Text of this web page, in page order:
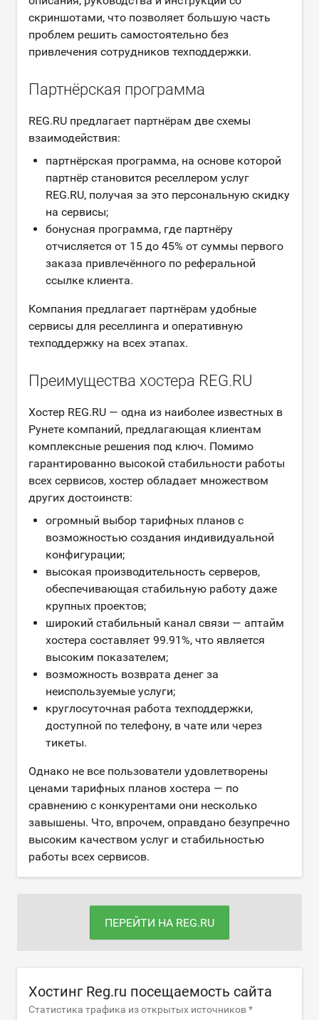
скриншотами, что позволяет большую часть
проблем решить самостоятельно без
привлечения сотрудников техподдержки.
Партнёрская программа
REG.RU предлагает партнёрам две схемы
взаимодействия:
партнёрская программа, на основе которой
партнёр становится реселлером услуг
REG.RU, получая за это персональную скидку
на сервисы;
бонусная программа, где партнёру
отчисляется от 15 до 45% от суммы первого
заказа привлечённого по реферальной
ссылке клиента.
Компания предлагает партнёрам удобные
сервисы для реселлинга и оперативную
техподдержку на всех этапах.
Преимущества хостера REG.RU
Хостер REG.RU — одна из наиболее известных в
Рунете компаний, предлагающая клиентам
комплексные решения под ключ. Помимо
гарантированно высокой стабильности работы
всех сервисов, хостер обладает множеством
других достоинств:
огромный выбор тарифных планов с
возможностью создания индивидуальной
конфигурации;
высокая производительность серверов,
обеспечивающая стабильную работу даже
крупных проектов;
широкий стабильный канал связи — аптайм
хостера составляет 99.91%, что является
высоким показателем;
возможность возврата денег за
неиспользуемые услуги;
круглосуточная работа техподдержки,
доступной по телефону, в чате или через
тикеты.
Однако не все пользователи удовлетворены
ценами тарифных планов хостера — по
сравнению с конкурентами они несколько
завышены. Что, впрочем, оправдано безупречно
высоким качеством услуг и стабильностью
работы всех сервисов.
ПЕРЕЙТИ НА REG.RU
Хостинг Reg.ru посещаемость сайта
Статистика трафика из открытых источников *